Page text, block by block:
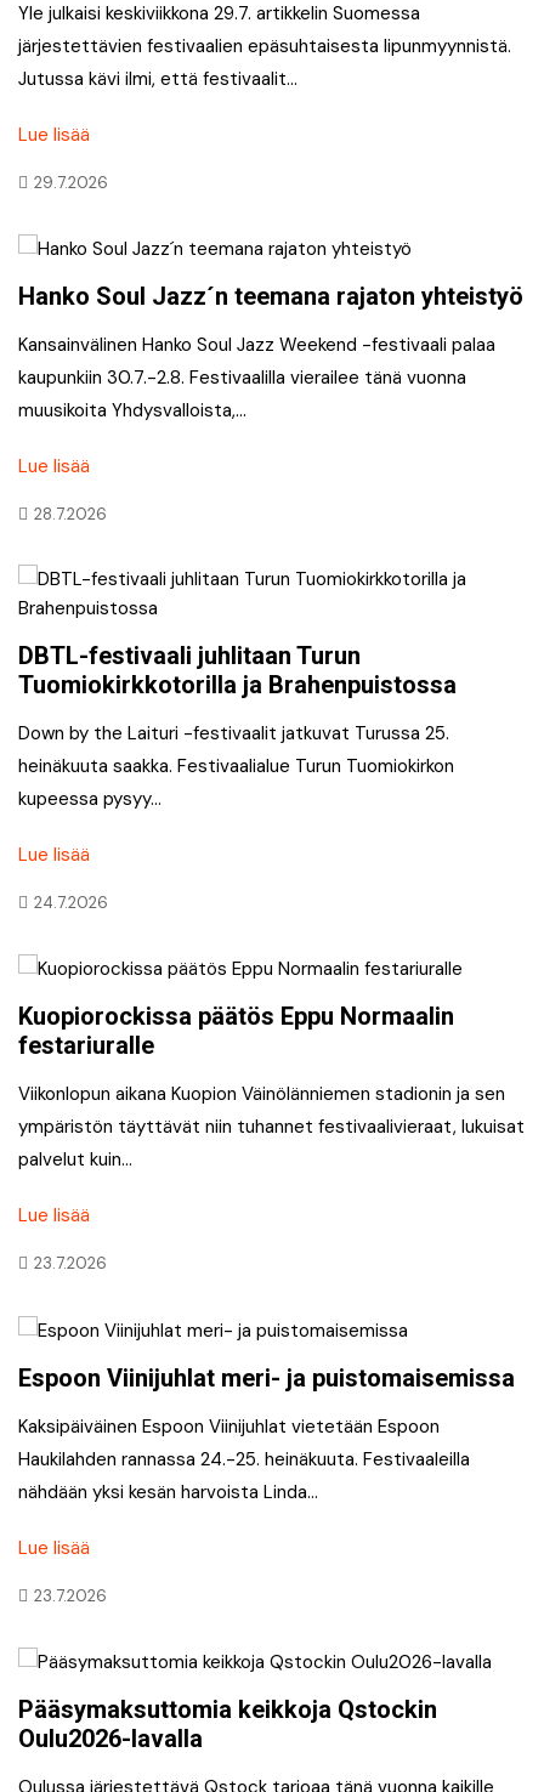
Yle julkaisi keskiviikkona 29.7. artikkelin Suomessa
järjestettävien festivaalien epäsuhtaisesta lipunmyynnistä.
Jutussa kävi ilmi, että festivaalit…
Lue lisää
29.7.2026
Hanko Soul Jazz´n teemana rajaton yhteistyö
Kansainvälinen Hanko Soul Jazz Weekend -festivaali palaa
kaupunkiin 30.7.-2.8. Festivaalilla vierailee tänä vuonna
muusikoita Yhdysvalloista,…
Lue lisää
28.7.2026
DBTL-festivaali juhlitaan Turun
Tuomiokirkkotorilla ja Brahenpuistossa
Down by the Laituri -festivaalit jatkuvat Turussa 25.
heinäkuuta saakka. Festivaalialue Turun Tuomiokirkon
kupeessa pysyy…
Lue lisää
24.7.2026
Kuopiorockissa päätös Eppu Normaalin
festariuralle
Viikonlopun aikana Kuopion Väinölänniemen stadionin ja sen
ympäristön täyttävät niin tuhannet festivaalivieraat, lukuisat
palvelut kuin…
Lue lisää
23.7.2026
Espoon Viinijuhlat meri- ja puistomaisemissa
Kaksipäiväinen Espoon Viinijuhlat vietetään Espoon
Haukilahden rannassa 24.-25. heinäkuuta. Festivaaleilla
nähdään yksi kesän harvoista Linda…
Lue lisää
23.7.2026
Pääsymaksuttomia keikkoja Qstockin
Oulu2026-lavalla
Oulussa järjestettävä Qstock tarjoaa tänä vuonna kaikille